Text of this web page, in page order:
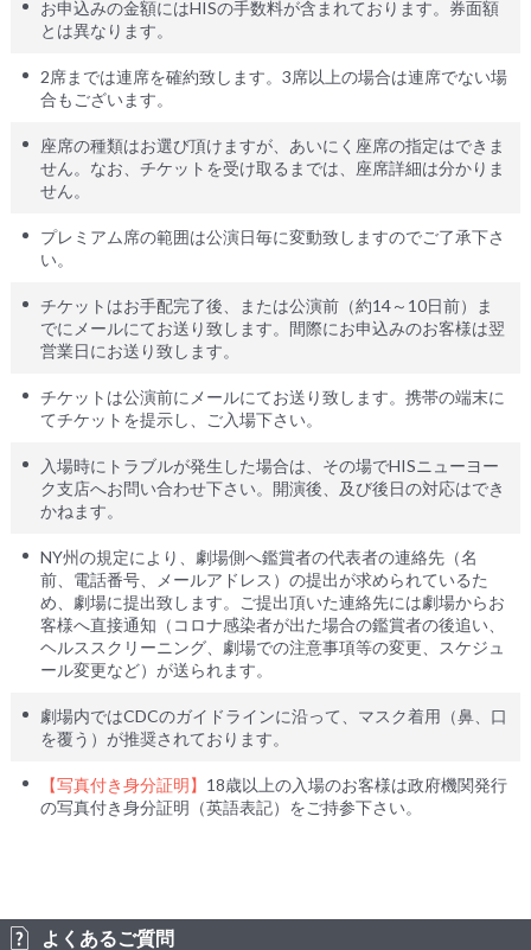
お申込みの金額にはHISの手数料が含まれております。券面額
とは異なります。
2席までは連席を確約致します。3席以上の場合は連席でない場
合もございます。
座席の種類はお選び頂けますが、あいにく座席の指定はできま
せん。なお、チケットを受け取るまでは、座席詳細は分かりま
せん。
プレミアム席の範囲は公演日毎に変動致しますのでご了承下さ
い。
チケットはお手配完了後、または公演前（約14～10日前）ま
でにメールにてお送り致します。間際にお申込みのお客様は翌
営業日にお送り致します。
チケットは公演前にメールにてお送り致します。携帯の端末に
てチケットを提示し、ご入場下さい。
入場時にトラブルが発生した場合は、その場でHISニューヨー
ク支店へお問い合わせ下さい。開演後、及び後日の対応はでき
かねます。
NY州の規定により、劇場側へ鑑賞者の代表者の連絡先（名
前、電話番号、メールアドレス）の提出が求められているた
め、劇場に提出致します。ご提出頂いた連絡先には劇場からお
客様へ直接通知（コロナ感染者が出た場合の鑑賞者の後追い、
ヘルススクリーニング、劇場での注意事項等の変更、スケジュ
ール変更など）が送られます。
劇場内ではCDCのガイドラインに沿って、マスク着用（鼻、口
を覆う）が推奨されております。
【写真付き身分証明】 18歳以上の入場のお客様は政府機関発行
の写真付き身分証明（英語表記）をご持参下さい。
よくあるご質問